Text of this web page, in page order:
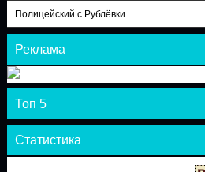
Полицейский с Рублёвки
Реклама
Топ 5
Статистика